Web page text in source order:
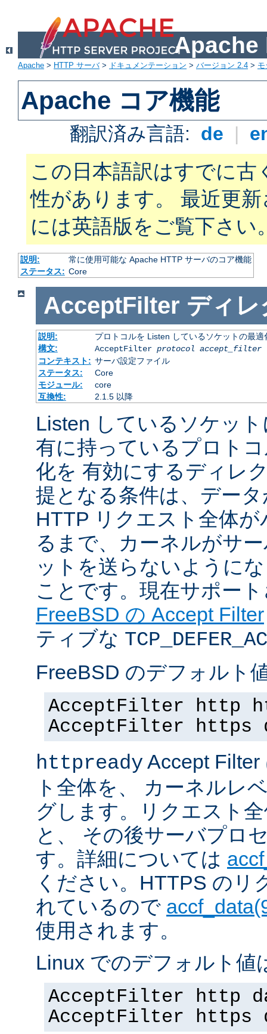
Apache
Apache > HTTP サーバ> ドキュメンテーション > バージョン 2.4 >
Apache コア機能
翻訳済み言語: de |
この日本語訳はすでに古
性があります。 最近更
には英語版をご覧下さい
説明:
常に使用可能な Apache HTTP サーバのコア機能
ステータス: Core
AcceptFilter ディレ
説明:
プロトコルを Listen しているソケットの最適
構文:
AcceptFilter protocol accept_filter
コンテキスト: サーバ設定ファイル
ステータス:
Core
モジュール:
core
互換性:
2.1.5 以降
Listen しているソケッ
有に持っているプロト
化を 有効にするディレ
提となる条件は、デー
HTTP リクエスト全体
るまで、カーネルがサ
ットを送らないように
ことです。現在サポー
FreeBSD の Accept Filter
ティブな
FreeBSD のデフォルト
AcceptFilter http
AcceptFilter https
httpready Accept
ト全体を、 カーネルレ
グします。リクエスト
と、 その後サーバプロ
す。詳細については
ください。HTTPS のリ
れているので
使用されます。
Linux でのデフォルト値
AcceptFilter http
AcceptFilter https